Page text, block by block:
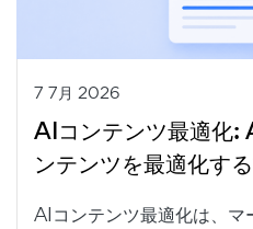
7 7月 2026
AIコンテンツ最適化:
ンテンツを最適化す
AIコンテンツ最適化は、